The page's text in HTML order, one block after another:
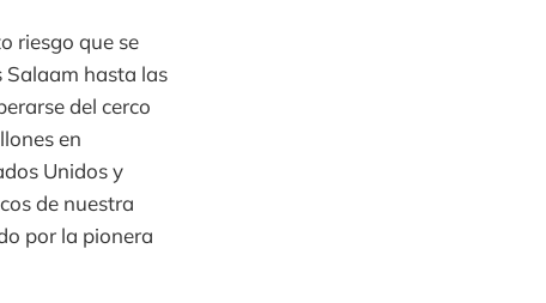
riesgo que se
Salaam hasta las
del cerco
en
Unidos y
de nuestra
por la pionera